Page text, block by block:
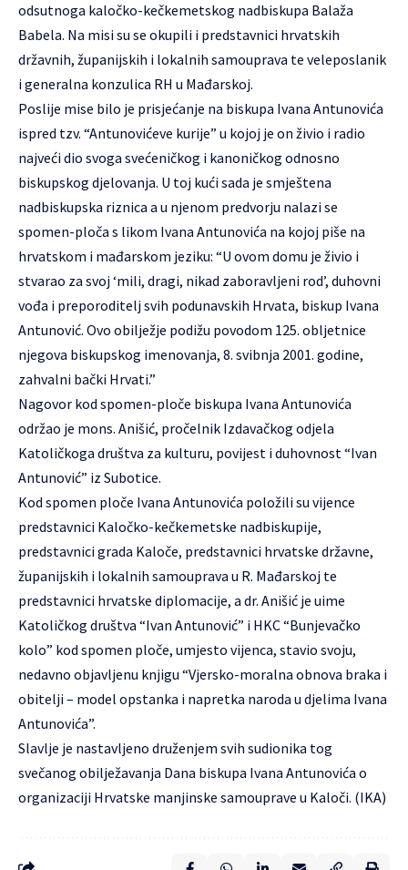
odsutnoga kaločko-kečkemetskog nadbiskupa Balaža
Babela. Na misi su se okupili i predstavnici hrvatskih
državnih, županijskih i lokalnih samouprava te veleposlanik
i generalna konzulica RH u Mađarskoj.
Poslije mise bilo je prisjećanje na biskupa Ivana Antunovića
ispred tzv. “Antunovićeve kurije” u kojoj je on živio i radio
najveći dio svoga svećeničkog i kanoničkog odnosno
biskupskog djelovanja. U toj kući sada je smještena
nadbiskupska riznica a u njenom predvorju nalazi se
spomen-ploča s likom Ivana Antunovića na kojoj piše na
hrvatskom i mađarskom jeziku: “U ovom domu je živio i
stvarao za svoj ‘mili, dragi, nikad zaboravljeni rod’, duhovni
vođa i preporoditelj svih podunavskih Hrvata, biskup Ivana
Antunović. Ovo obilježje podižu povodom 125. obljetnice
njegova biskupskog imenovanja, 8. svibnja 2001. godine,
zahvalni bački Hrvati.”
Nagovor kod spomen-ploče biskupa Ivana Antunovića
održao je mons. Anišić, pročelnik Izdavačkog odjela
Katoličkoga društva za kulturu, povijest i duhovnost “Ivan
Antunović” iz Subotice.
Kod spomen ploče Ivana Antunovića položili su vijence
predstavnici Kaločko-kečkemetske nadbiskupije,
predstavnici grada Kaloče, predstavnici hrvatske državne,
županijskih i lokalnih samouprava u R. Mađarskoj te
predstavnici hrvatske diplomacije, a dr. Anišić je uime
Katoličkog društva “Ivan Antunović” i HKC “Bunjevačko
kolo” kod spomen ploče, umjesto vijenca, stavio svoju,
nedavno objavljenu knjigu “Vjersko-moralna obnova braka i
obitelji – model opstanka i napretka naroda u djelima Ivana
Antunovića”.
Slavlje je nastavljeno druženjem svih sudionika tog
svečanog obilježavanja Dana biskupa Ivana Antunovića o
organizaciji Hrvatske manjinske samouprave u Kaloči. (IKA)